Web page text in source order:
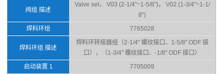
阀组 描述
Valve set， V03 (2-1/4"~1-5/8")， V02 (1-3/4"~1-1/
8")
焊料环组
7765028
焊料环组 描述
焊料环转接器组（2-1/4" 螺纹接口、1-5/8" ODF 接
口），（1-3/4" 螺纹接口、-1/8" ODF 接口）
启动装置 1
7705009